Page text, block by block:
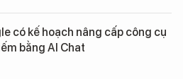
có kế hoạch nâng cấp công cụ
bằng AI Chat